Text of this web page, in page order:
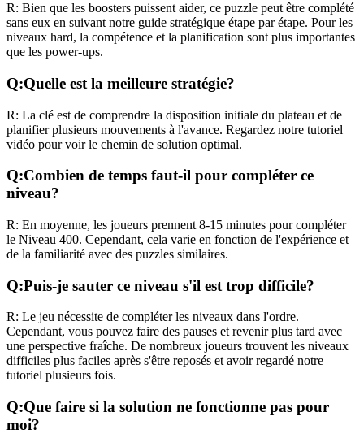
R: Bien que les boosters puissent aider, ce puzzle peut être complété
sans eux en suivant notre guide stratégique étape par étape. Pour les
niveaux hard, la compétence et la planification sont plus importantes
que les power-ups.
Q:Quelle est la meilleure stratégie?
R: La clé est de comprendre la disposition initiale du plateau et de
planifier plusieurs mouvements à l'avance. Regardez notre tutoriel
vidéo pour voir le chemin de solution optimal.
Q:Combien de temps faut-il pour compléter ce
niveau?
R: En moyenne, les joueurs prennent 8-15 minutes pour compléter
le Niveau 400. Cependant, cela varie en fonction de l'expérience et
de la familiarité avec des puzzles similaires.
Q:Puis-je sauter ce niveau s'il est trop difficile?
R: Le jeu nécessite de compléter les niveaux dans l'ordre.
Cependant, vous pouvez faire des pauses et revenir plus tard avec
une perspective fraîche. De nombreux joueurs trouvent les niveaux
difficiles plus faciles après s'être reposés et avoir regardé notre
tutoriel plusieurs fois.
Q:Que faire si la solution ne fonctionne pas pour
moi?